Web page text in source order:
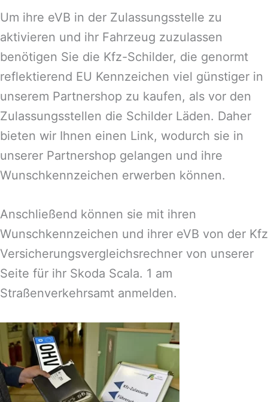
Um ihre eVB in der Zulassungsstelle zu
aktivieren und ihr Fahrzeug zuzulassen
benötigen Sie die Kfz-Schilder, die genormt
reflektierend EU Kennzeichen viel günstiger in
unserem Partnershop zu kaufen, als vor den
Zulassungsstellen die Schilder Läden. Daher
bieten wir Ihnen einen Link, wodurch sie in
unserer Partnershop gelangen und ihre
Wunschkennzeichen erwerben können.
Anschließend können sie mit ihren
Wunschkennzeichen und ihrer eVB von der Kfz
Versicherungsvergleichsrechner von unserer
Seite für ihr Skoda Scala. 1 am
Straßenverkehrsamt anmelden.